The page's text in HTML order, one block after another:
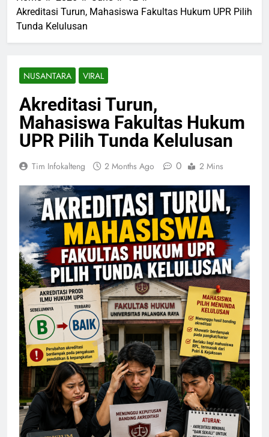
Akreditasi Turun, Mahasiswa Fakultas Hukum UPR Pilih
Tunda Kelulusan
NUSANTARA VIRAL
Akreditasi Turun,
Mahasiswa Fakultas Hukum
UPR Pilih Tunda Kelulusan
Tim Infokalteng 2 Months Ago 0 2 Mins